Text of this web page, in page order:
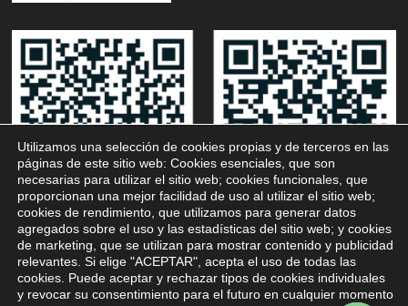
Utilizamos una selección de cookies propias y de terceros en las
páginas de este sitio web: Cookies esenciales, que son
necesarias para utilizar el sitio web; cookies funcionales, que
proporcionan una mejor facilidad de uso al utilizar el sitio web;
cookies de rendimiento, que utilizamos para generar datos
agregados sobre el uso y las estadísticas del sitio web; y cookies
de marketing, que se utilizan para mostrar contenido y publicidad
relevantes. Si elige "ACEPTAR", acepta el uso de todas las
cookies. Puede aceptar y rechazar tipos de cookies individuales
y revocar su consentimiento para el futuro en cualquier momento